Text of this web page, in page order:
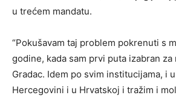
u trećem mandatu.
“Pokušavam taj problem pokrenuti s
godine, kada sam prvi puta izabran
Gradac. Idem po svim institucijama, i
Hercegovini i u Hrvatskoj i tražim i